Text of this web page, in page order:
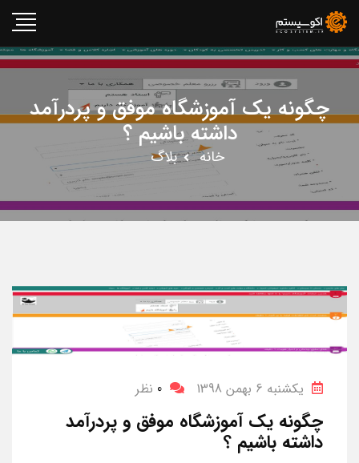
چگونه یک آموزشگاه موفق و پردرآمد
داشته باشیم ؟
خانه بلاگ
یکشنبه 6 بهمن 1398 0 نظر
چگونه یک آموزشگاه موفق و پردرآمد
داشته باشیم ؟